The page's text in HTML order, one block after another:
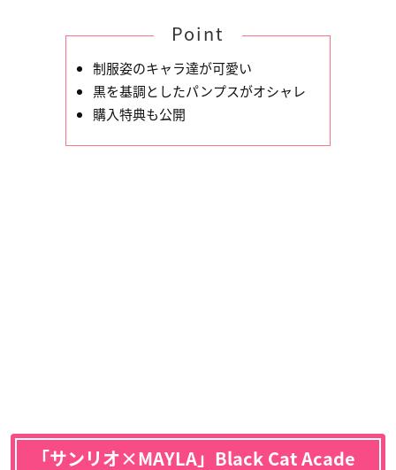
Point
制服姿のキャラ達が可愛い
黒を基調としたパンプスがオシャレ
購入特典も公開
「サンリオ×MAYLA」Black Cat Acade